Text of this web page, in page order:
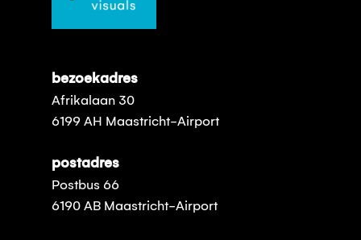
bezoekadres
Afrikalaan 30
6199 AH Maastricht-Airport
postadres
Postbus 66
6190 AB Maastricht-Airport